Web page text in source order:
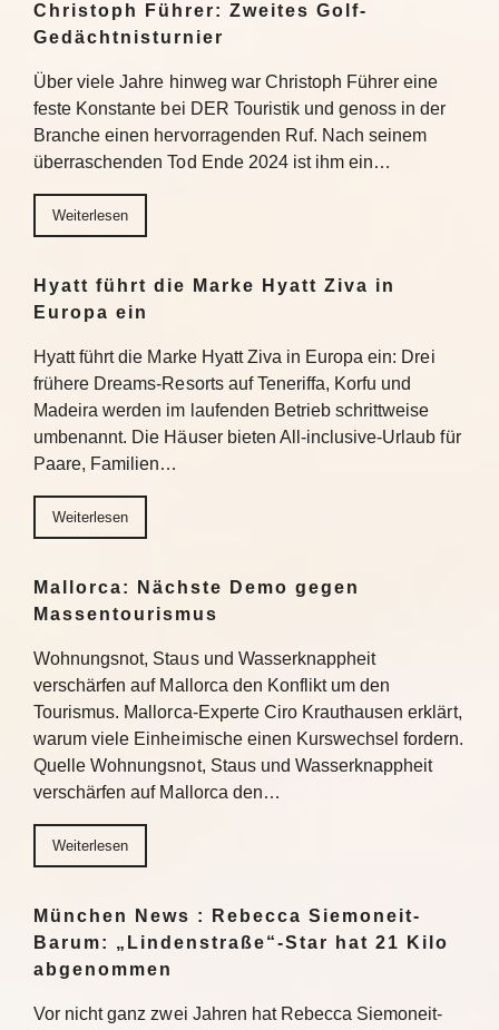
Christoph Führer: Zweites Golf-
Gedächtnisturnier
Über viele Jahre hinweg war Christoph Führer eine
feste Konstante bei DER Touristik und genoss in der
Branche einen hervorragenden Ruf. Nach seinem
überraschenden Tod Ende 2024 ist ihm ein…
Weiterlesen
Hyatt führt die Marke Hyatt Ziva in
Europa ein
Hyatt führt die Marke Hyatt Ziva in Europa ein: Drei
frühere Dreams-Resorts auf Teneriffa, Korfu und
Madeira werden im laufenden Betrieb schrittweise
umbenannt. Die Häuser bieten All-inclusive-Urlaub für
Paare, Familien…
Weiterlesen
Mallorca: Nächste Demo gegen
Massentourismus
Wohnungsnot, Staus und Wasserknappheit
verschärfen auf Mallorca den Konflikt um den
Tourismus. Mallorca-Experte Ciro Krauthausen erklärt,
warum viele Einheimische einen Kurswechsel fordern.
Quelle Wohnungsnot, Staus und Wasserknappheit
verschärfen auf Mallorca den…
Weiterlesen
München News : Rebecca Siemoneit-
Barum: „Lindenstraße“-Star hat 21 Kilo
abgenommen
Vor nicht ganz zwei Jahren hat Rebecca Siemoneit-